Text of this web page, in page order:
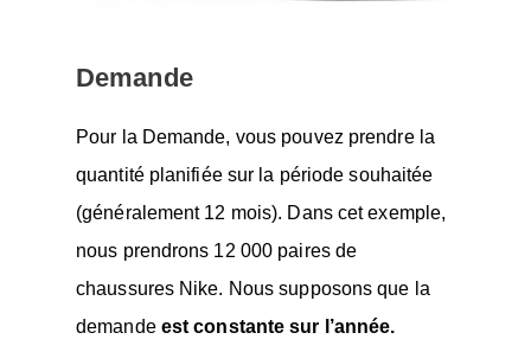
Demande
Pour la Demande, vous pouvez prendre la
quantité planifiée sur la période souhaitée
(généralement 12 mois). Dans cet exemple,
nous prendrons 12 000 paires de
chaussures Nike. Nous supposons que la
demande est constante sur l’année.